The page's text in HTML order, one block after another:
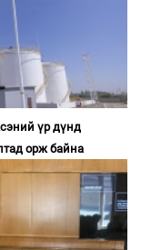
үр дүнд
орж байна